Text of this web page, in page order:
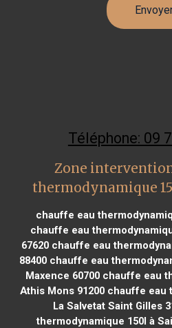
Téléphone: 09
Zone
thermodynamique
chauffe eau
chauffe eau
67620chauffe eau
88400chauffe eau
Maxence 60700chauffe eau
Athis Mons 91200 chauffe eau
La Salvetat Saint Gilles
thermodynamique 150l à